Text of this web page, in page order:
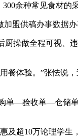
种常见食材的采
供稿办事数据办
做全程可视、
验。”张怯说，
—验收单—仓储单
10万论理学生